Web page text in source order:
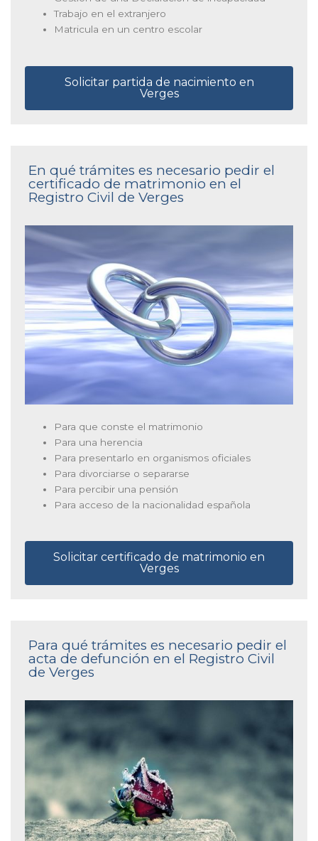
Trabajo en el extranjero
Matricula en un centro escolar
Solicitar partida de nacimiento en
Verges
En qué trámites es necesario pedir el
certificado de matrimonio en el
Registro Civil de Verges
Para que conste el matrimonio
Para una herencia
Para presentarlo en organismos oficiales
Para divorciarse o separarse
Para percibir una pensión
Para acceso de la nacionalidad española
Solicitar certificado de matrimonio en
Verges
Para qué trámites es necesario pedir el
acta de defunción en el Registro Civil
de Verges